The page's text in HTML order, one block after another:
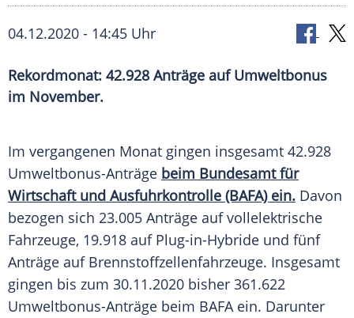
04.12.2020 - 14:45 Uhr
Rekordmonat: 42.928 Anträge auf Umweltbonus
im November.
Im vergangenen Monat gingen insgesamt 42.928
Umweltbonus-Anträge beim Bundesamt für
Wirtschaft und Ausfuhrkontrolle (BAFA) ein. Davon
bezogen sich 23.005 Anträge auf vollelektrische
Fahrzeuge, 19.918 auf Plug-in-Hybride und fünf
Anträge auf Brennstoffzellenfahrzeuge. Insgesamt
gingen bis zum 30.11.2020 bisher 361.622
Umweltbonus-Anträge beim BAFAein. Darunter